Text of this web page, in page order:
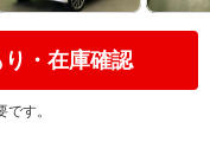
り・在庫確認
す。